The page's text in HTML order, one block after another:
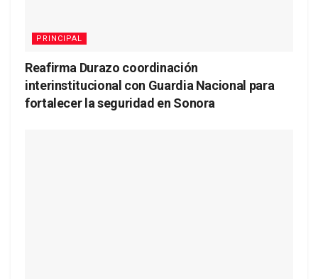
PRINCIPAL
Reafirma Durazo coordinación
interinstitucional con Guardia Nacional para
fortalecer la seguridad en Sonora